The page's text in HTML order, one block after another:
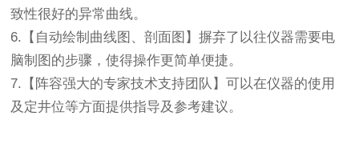
致性很好的异常曲线。
6.【自动绘制曲线图、剖面图】摒弃了以往仪器需要电
脑制图的步骤，使得操作更简单便捷。
7.【阵容强大的专家技术支持团队】可以在仪器的使用
及定井位等方面提供指导及参考建议。